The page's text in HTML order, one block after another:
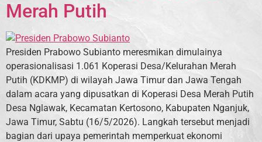
Merah Putih
Presiden Prabowo Subianto meresmikan dimulainya
operasionalisasi 1.061 Koperasi Desa/Kelurahan Merah
Putih (KDKMP) di wilayah Jawa Timur dan Jawa Tengah
dalam acara yang dipusatkan di Koperasi Desa Merah Putih
Desa Nglawak, Kecamatan Kertosono, Kabupaten Nganjuk,
Jawa Timur, Sabtu (16/5/2026). Langkah tersebut menjadi
bagian dari upaya pemerintah memperkuat ekonomi